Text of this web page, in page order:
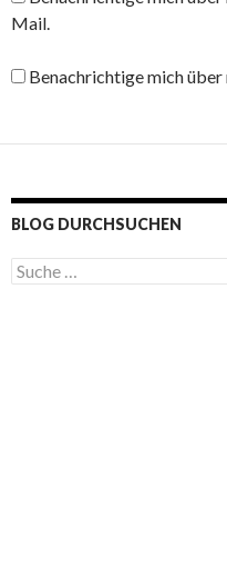
Mail.
Benachrichtige mich
BLOG DURCHSUCHEN
S
u